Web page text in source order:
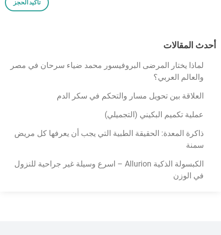
أحدث المقالات
لماذا يختار المرضى البروفيسور محمد ضياء سرحان في مصر
والعالم العربي؟
العلاقة بين تحويل مسار والتحكم في سكر الدم
عملية تكميم البكيني (التجميلي)
ذاكرة المعدة: الحقيقة الطبية التي يجب أن يعرفها كل مريض
سمنة
الكبسولة الذكية Allurion – اسرع وسيلة غير جراحية للنزول
في الوزن